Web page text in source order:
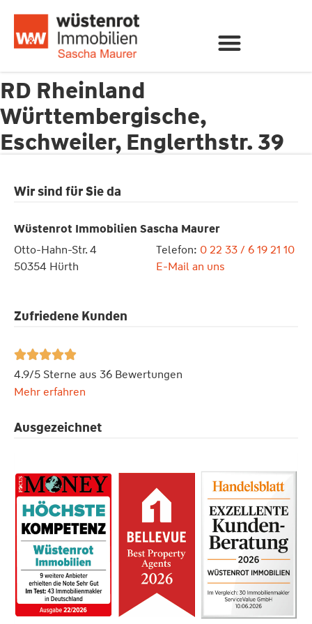
Wir sind für Sie da
Wüstenrot Immobilien Sascha Maurer
Otto-Hahn-Str. 4
50354 Hürth
Telefon: 0 22 33 / 6 19 21 10
E-Mail an uns
Zufriedene Kunden

4.9/5 Sterne aus 36 Bewertungen
Mehr erfahren
Ausgezeichnet
RD Rheinland
Württembergische,
Eschweiler, Englerthstr. 39